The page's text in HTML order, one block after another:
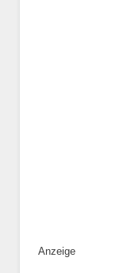
Anzeige